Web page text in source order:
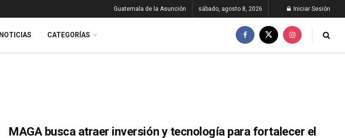
Guatemala de la Asunción sábado, agosto 8, 2026 Iniciar Sesión
NOTICIAS CATEGORÍAS
MAGA busca atraer inversión y tecnología para fortalecer el